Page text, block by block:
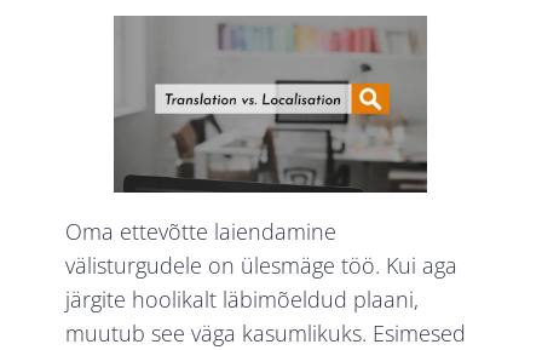
Oma ettevõtte laiendamine
välisturgudele on ülesmäge töö. Kui aga
järgite hoolikalt läbimõeldud plaani,
muutub see väga kasumlikuks. Esimesed